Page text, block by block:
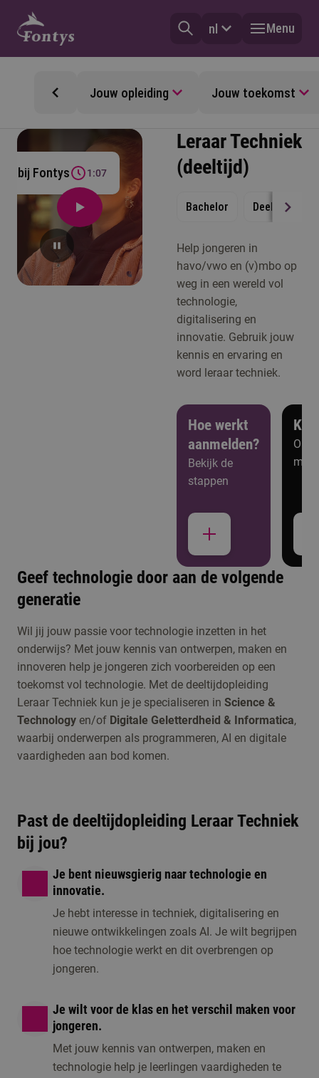
nl Menu
Jouw opleiding Jouw toekomst
je bij Fontys 1:07
Leraar Techniek
(deeltijd)
Bachelor Deeltijd
Help jongeren in
havo/vwo en (v)mbo op
weg in een wereld vol
technologie,
digitalisering en
innovatie. Gebruik jouw
kennis en ervaring en
word leraar techniek.
Hoe werkt
aanmelden?
Bekijk de
stappen
meer
Studiekeuzeactiviteiten
Kennismaken met
Leraar Techniek
Meld je aan voor de
open dag, een online
voorlichting of één
van de andere
Open dag/ avond
1 moment beschikbaar
Geef technologie door aan de volgende
generatie
Wil jij jouw passie voor technologie inzetten in het
onderwijs? Met jouw kennis van ontwerpen, maken en
innoveren help je jongeren zich voorbereiden op een
toekomst vol technologie. Met de deeltijdopleiding
Leraar Techniek kun je je specialiseren in Science &
Technology en/of Digitale Geletterdheid & Informatica,
waarbij onderwerpen als programmeren, AI en digitale
vaardigheden aan bod komen.
Past de deeltijdopleiding Leraar Techniek
bij jou?
Je bent nieuwsgierig naar technologie en
innovatie.
Je hebt interesse in techniek, digitalisering en
nieuwe ontwikkelingen zoals AI. Je wilt begrijpen
hoe technologie werkt en dit overbrengen op
jongeren.
Je wilt voor de klas en het verschil maken voor
jongeren.
Met jouw kennis van ontwerpen, maken en
technologie help je leerlingen vaardigheden te